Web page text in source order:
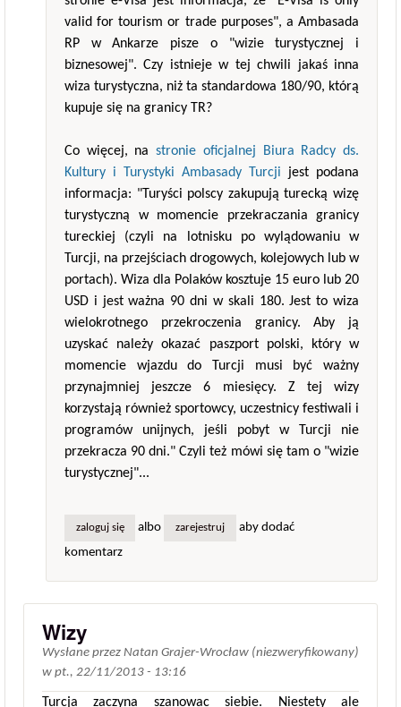
valid for tourism or trade purposes", a Ambasada
RP w Ankarze pisze o "wizie turystycznej i
biznesowej". Czy istnieje w tej chwili jakaś inna
wiza turystyczna, niż ta standardowa 180/90, którą
kupuje się na granicy TR?
Co więcej, nastronie oficjalnej Biura Radcy ds.
Kultury i Turystyki Ambasady Turcji jest podana
informacja: "Turyści polscy zakupują turecką wizę
turystyczną w momencie przekraczania granicy
tureckiej (czyli na lotnisku po wylądowaniu w
Turcji, na przejściach drogowych, kolejowych lub w
portach). Wiza dla Polaków kosztuje 15 euro lub 20
USD i jest ważna 90 dni w skali 180. Jest to wiza
wielokrotnego przekroczenia granicy. Aby ją
uzyskać należy okazać paszport polski, który w
momencie wjazdu do Turcji musi być ważny
przynajmniej jeszcze 6 miesięcy. Z tej wizy
korzystają również sportowcy, uczestnicy festiwali i
programów unijnych, jeśli pobyt w Turcji nie
przekracza 90 dni." Czyli też mówi się tam o "wizie
turystycznej"...
zaloguj się albo zarejestruj
aby dodać
komentarz
Wizy
Wysłane przez Natan Grajer-Wrocław (niezweryfikowany)
w pt., 22/11/2013 - 13:16
Turcja zaczyna szanowac siebie. Niestety ale